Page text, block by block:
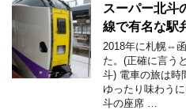
スーパー北斗
線で有名な駅
2018年に札幌⇔
た。(正確に言う
斗) 電車の旅は時
ゆったり味わう
斗の座席 …